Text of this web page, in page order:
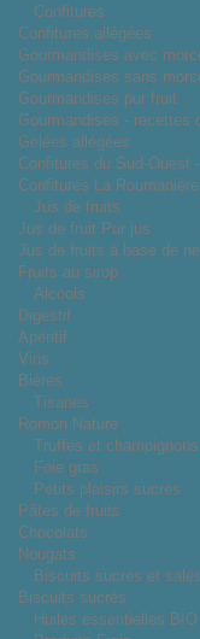
Confitures
Confitures allégées
Gourmandises avec
Gourmandises sans
Gourmandises pur fruit
Gourmandises - recettes
Gelées allégées
Confitures du Sud-Ouest
Confitures La Roumanière
Jus de fruits
Jus de fruit Pur jus
Jus de fruits à base de
Fruits au sirop
Alcools
Digestif
Apéritif
Vins
Bières
Tisanes
Romon Nature
Truffes et
Foie gras
Petits plaisirs sucrés
Pâtes de fruits
Chocolats
Nougats
Biscuits sucrés et salés
Biscuits sucrés
Huiles essentielles BIO